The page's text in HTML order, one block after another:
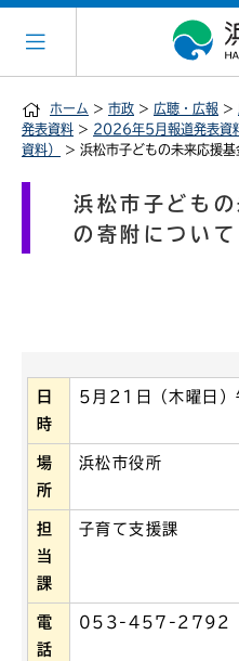
ホーム > 市政 > 広聴・広報 >
発表資料 > 2026年5月報道発表資
資料）
> 浜松市子どもの未来応援基
浜松市子ども
の寄附について
日
時
5月21日（木曜日
場
所
浜松市役所
担
当
課
子育て支援課
電
話
053-457-2792